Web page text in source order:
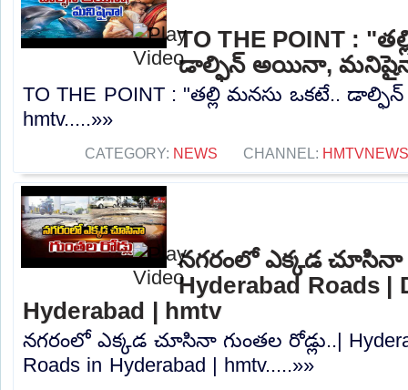
TO THE POINT :
డాల్ఫిన్ అయినా,
TO THE POINT : "తల్లి మనసు ఒకటే..
hmtv.....»»
CATEGORY: NEWS CHANNEL: HMTVNEWS
నగరంలో ఎక్కడ చూసినా
Hyderabad Roads |
Hyderabad | hmtv
నగరంలో ఎక్కడ చూసినా గుంతల రోడ్లు..|
Roads in Hyderabad | hmtv.....»»